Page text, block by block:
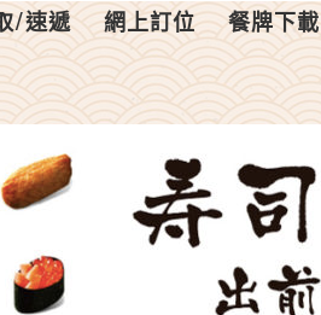
/速遞 網上訂位 餐牌下載